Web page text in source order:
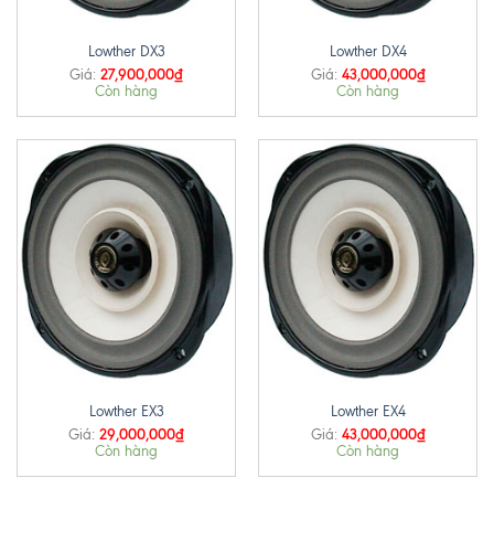
Lowther DX3
Giá: 27,900,000₫
Còn hàng
Lowther DX4
Giá: 43,000,000₫
Còn hàng
Lowther EX3
Giá: 29,000,000₫
Còn hàng
Lowther EX4
Giá: 43,000,000₫
Còn hàng